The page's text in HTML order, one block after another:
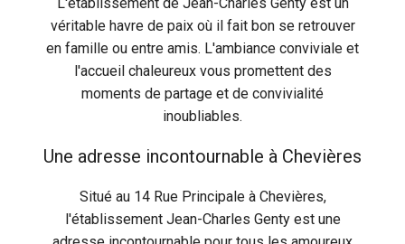
véritable havre de paix où il fait bon se retrouver
en famille ou entre amis. L'ambiance conviviale et
l'accueil chaleureux vous promettent des
moments de partage et de convivialité
inoubliables.
Une adresse incontournable à Chevières
Situé au 14 Rue Principale à Chevières,
l'établissement Jean-Charles Genty est une